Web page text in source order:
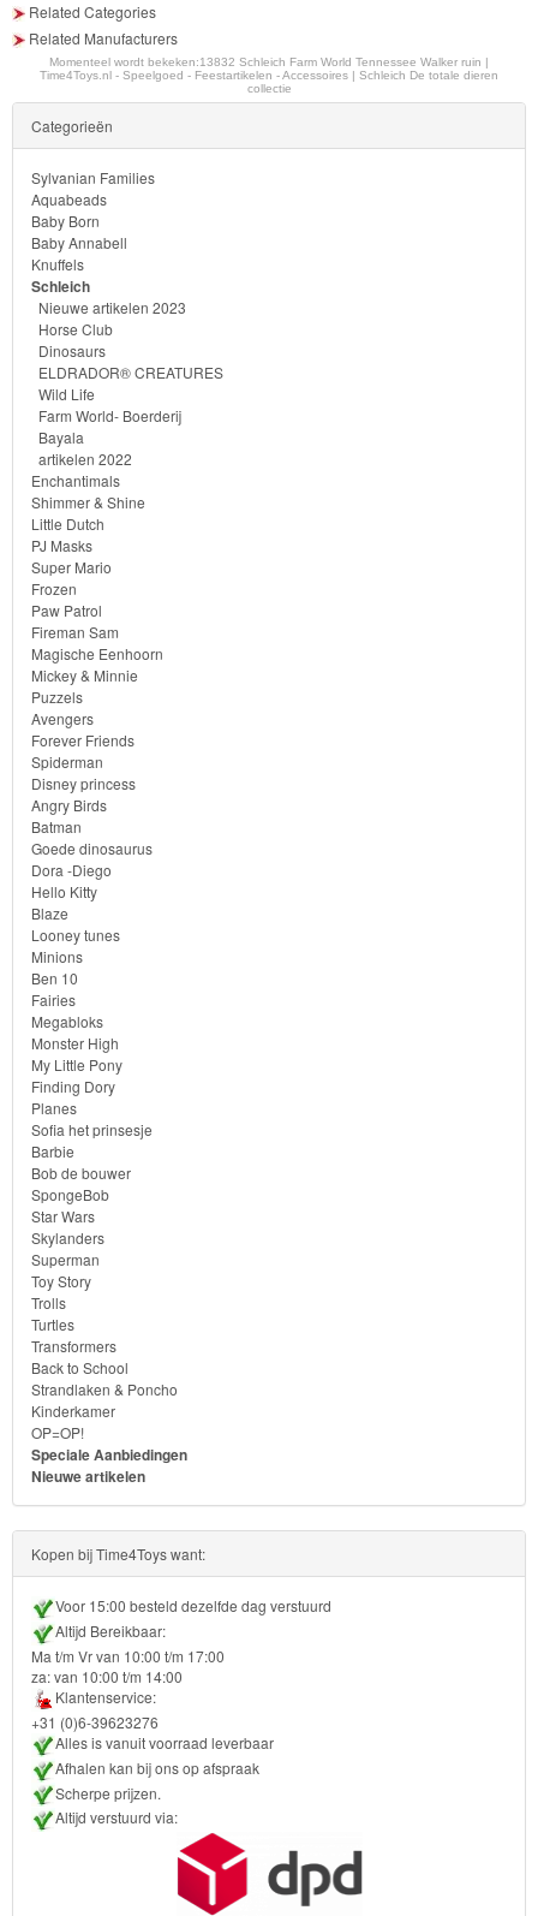
Paw
Patrol
Fireman
Sam
Magische
Eenhoorn
Mickey
&
Minnie
Puzzels
Avengers
Forever
Friends
Spiderman
Disney
princess
Angry
Birds
Batman
Goede
dinosaurus
Dora
-
Diego
Hello
Kitty
Blaze
Looney
tunes
Minions
Ben
10
Fairies
Megabloks
Monster
High
My
Little
Pony
Finding
Related Categories
Related Manufacturers
Momenteel wordt bekeken:13832 Schleich Farm World Tennessee Walker ruin |
Time4Toys.nl - Speelgoed - Feestartikelen - Accessoires | Schleich De totale dieren
collectie
Categorieën
Sylvanian Families
Aquabeads
Baby Born
Baby Annabell
Knuffels
Schleich
Nieuwe artikelen 2023
Horse Club
Dinosaurs
ELDRADOR® CREATURES
Wild Life
Farm World- Boerderij
Bayala
artikelen 2022
Enchantimals
Shimmer & Shine
Little Dutch
PJ Masks
Super Mario
Frozen
Paw Patrol
Fireman Sam
Magische Eenhoorn
Mickey & Minnie
Puzzels
Avengers
Forever Friends
Spiderman
Disney princess
Angry Birds
Batman
Goede dinosaurus
Dora -Diego
Hello Kitty
Blaze
Looney tunes
Minions
Ben 10
Fairies
Megabloks
Monster High
My Little Pony
Finding Dory
Planes
Sofia het prinsesje
Barbie
Bob de bouwer
SpongeBob
Star Wars
Skylanders
Superman
Toy Story
Trolls
Turtles
Transformers
Back to School
Strandlaken & Poncho
Kinderkamer
OP=OP!
Speciale Aanbiedingen
Nieuwe artikelen
Kopen bij Time4Toys want:
Voor 15:00 besteld dezelfde dag verstuurd
Altijd Bereikbaar:
Ma t/m Vr van 10:00 t/m 17:00
za: van 10:00 t/m 14:00
Klantenservice:
+31 (0)6-39623276
Alles is vanuit voorraad leverbaar
Afhalen kan bij ons op afspraak
Scherpe prijzen.
Altijd verstuurd via: